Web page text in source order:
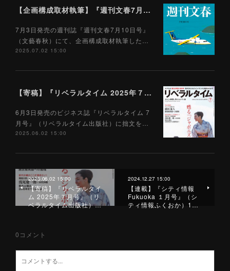
【企画構成取材執筆】『週刊文春7月10日号』（文藝春秋）7/3
7月3日発売の週刊誌『週刊文春7月10日号』
（文藝春秋）にて、企画構成取材執筆した…
2025.07.02 15:00
【寄稿】『リベラルタイム 2025年７月号』（リベラルタイム出版社）6/3
6月3日発売のビジネス誌『リベラルタイム 7
月号』（リベラルタイム出版社）に拙文を…
2025.06.02 15:00
2025.06.02 15:00
【寄稿】『リベラルタイ
ム 2025年７月号』（リ
ベラルタイム出版社）…
2024.12.27 15:00
【連載】『シティ情報
Fukuoka １月号』（シ
ティ情報ふくおか）1…
0 コメント